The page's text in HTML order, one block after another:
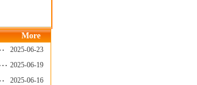
More
2025-06-23
2025-06-19
2025-06-16